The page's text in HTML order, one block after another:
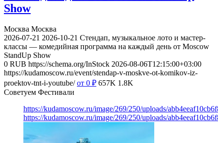
Show
Москва Москва
2026-07-21 2026-10-21 Стендап, музыкальное лото и мастер-
классы — комедийная программа на каждый день от Moscow
StandUp Show
0 RUB https://schema.org/InStock 2026-08-06T12:15:00+03:00
https://kudamoscow.ru/event/stendap-v-moskve-ot-komikov-iz-
proektov-tnt-i-youtube/ от 0 ₽ 657K 1.8K
Советуем Фестивали
https://kudamoscow.ru/image/269/250/uploads/
https://kudamoscow.ru/image/269/250/uploads/